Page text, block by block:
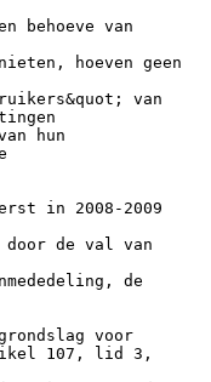
behoeve van
hoeven geen
van
hun
in 2008-2009
de val van
de
voor
107, lid 3,